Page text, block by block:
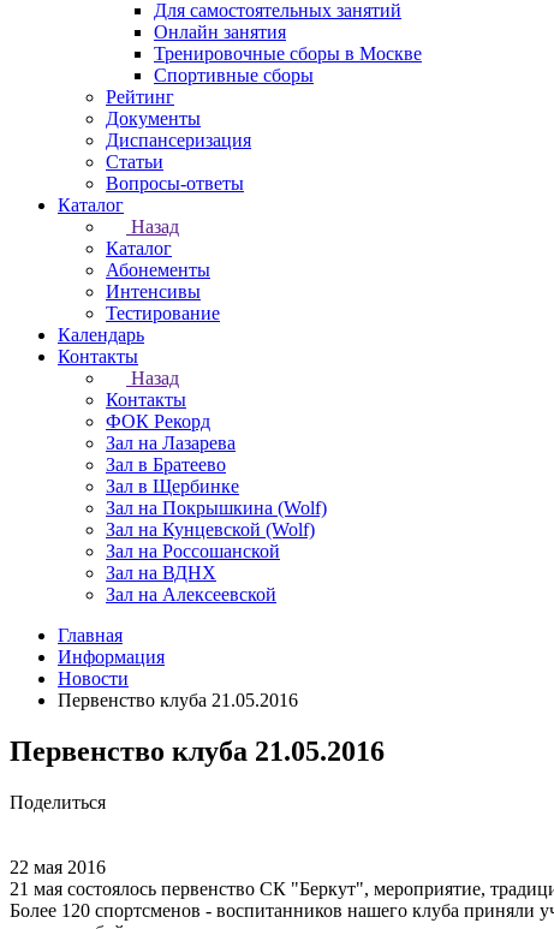
Для самостоятельных занятий
Онлайн занятия
Тренировочные сборы в Москве
Спортивные сборы
Рейтинг
Документы
Диспансеризация
Статьи
Вопросы-ответы
Каталог
Назад
Каталог
Абонементы
Интенсивы
Тестирование
Календарь
Контакты
Назад
Контакты
ФОК Рекорд
Зал на Лазарева
Зал в Братеево
Зал в Щербинке
Зал на Покрышкина (Wolf)
Зал на Кунцевской (Wolf)
Зал на Россошанской
Зал на ВДНХ
Зал на Алексеевской
Главная
Информация
Новости
Первенство клуба 21.05.2016
Первенство клуба 21.05.2016
Поделиться
22 мая 2016
21 мая состоялось первенство СК "Беркут", мероприятие,
Более 120 спортсменов - воспитанников нашего клуба приняли